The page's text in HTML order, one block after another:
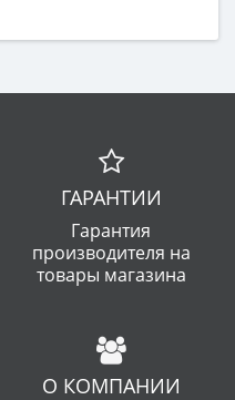
ГАРАНТИИ
Гарантия
производителя на
товары магазина
О КОМПАНИИ